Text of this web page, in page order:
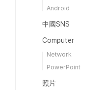
Android
中國SNS
Computer
Network
PowerPoint
照片